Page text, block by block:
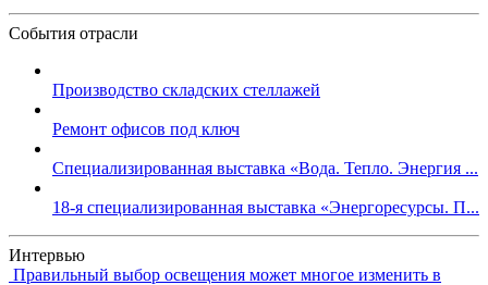
События отрасли
Производство складских стеллажей
Ремонт офисов под ключ
Специализированная выставка «Вода. Тепло. Энергия ...
18-я специализированная выставка «Энергоресурсы. П...
Интервью
Правильный выбор освещения может многое изменить в